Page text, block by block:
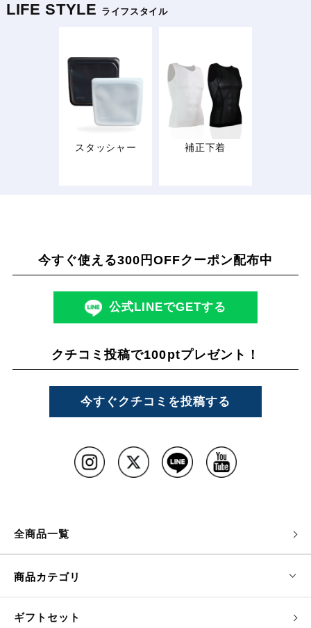
LIFE STYLE ライフスタイル
スタッシャー 補正下着
今すぐ使える300円OFFクーポン配布中
公式LINEでGETする
クチコミ投稿で100ptプレゼント！
今すぐクチコミを投稿する
全商品一覧
商品カテゴリ
ギフトセット